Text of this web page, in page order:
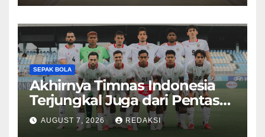
SEPAK BOLA
Akhirnya Timnas Indonesia
Terjungkal Juga dari Pentas
Piala AFF 2026
AUGUST 7, 2026 REDAKSI